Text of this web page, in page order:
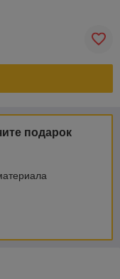
подарок